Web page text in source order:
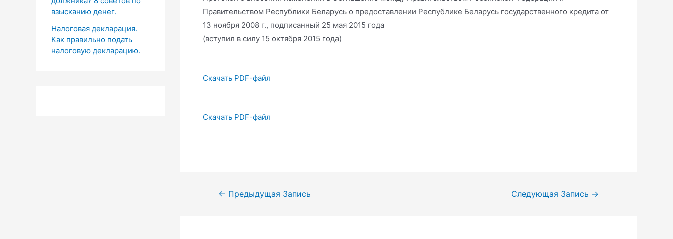
взысканию денег.
Налоговая декларация.
Как правильно подать
налоговую декларацию.
Правительством Республики Беларусь о предоставлении Республике Беларусь государственного кредита от
13 ноября 2008 г., подписанный 25 мая 2015 года
(вступил в силу 15 октября 2015 года)
Скачать PDF-файл
Скачать PDF-файл
Навигация
← Предыдущая Запись Следующая Запись →